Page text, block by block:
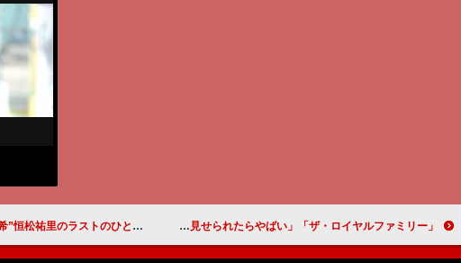
衝撃 「“巧巳”橋本将生が引き返せないところまで来てる」 「ザ・ロイヤルファミリー」「早くもクライマックス状態。毎回こんなレースを見せられたらやばい」「人間以上に馬たちの好演が光る」